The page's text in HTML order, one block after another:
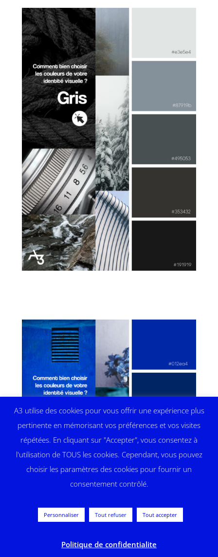
 
A3 utilise des cookies pour vous offrir une expérience plus
pertinente en mémorisant vos préférences et vos visites
répétées. En cliquant sur "Accepter", vous consentez à
l'utilisation de TOUS les cookies. Cependant, vous pouvez
choisir les paramètres des cookies pour fournir un
consentement contrôlé.
Personnaliser Tout refuser Tout accepter
Politique de confidentialite